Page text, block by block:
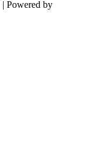
| Powered by